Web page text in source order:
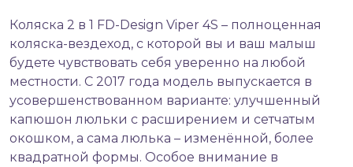
Коляска 2 в 1 FD-Design Viper 4S – полноценная
коляска-вездеход, с которой вы и ваш малыш
будете чувствовать себя уверенно на любой
местности. С 2017 года модель выпускается в
усовершенствованном варианте: улучшенный
капюшон люльки с расширением и сетчатым
окошком, а сама люлька – изменённой, более
квадратной формы. Особое внимание в